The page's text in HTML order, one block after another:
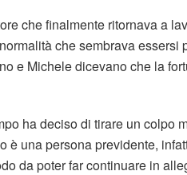
che finalmente ritornava a
che sembrava essersi
e Michele dicevano che la
ha deciso di tirare un colpo
è una persona previdente,
da poter far continuare in